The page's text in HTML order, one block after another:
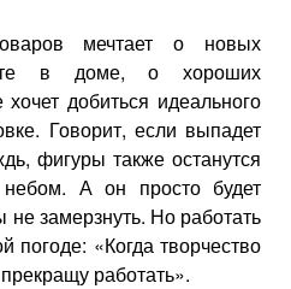
мечтает о новых
в доме, о хороших
добиться идеального
Говорит, если выпадет
фигуры также останутся
А он просто будет
не замерзнуть. Но работать
погоде: «Когда творчество
работать».